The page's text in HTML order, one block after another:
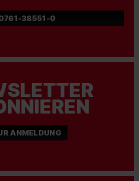
38551-0
ANMELDUNG